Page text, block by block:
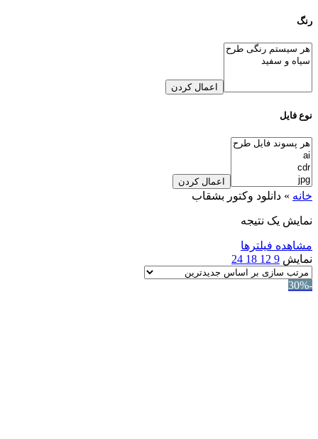
رنگ
اعمال کردن
نوع فایل
اعمال کردن
خانه » دانلود وکتور بشقاب
نمایش یک نتیجه
مشاهده فیلترها
نمایش 9
12
18
24
-30%